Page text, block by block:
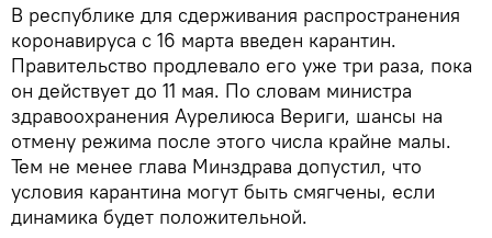
В республике для сдерживания распространения
коронавируса с 16 марта введен карантин.
Правительство продлевало его уже три раза, пока
он действует до 11 мая. По словам министра
здравоохранения Аурелиюса Вериги, шансы на
отмену режима после этого числа крайне малы.
Тем не менее глава Минздрава допустил, что
условия карантина могут быть смягчены, если
динамика будет положительной.